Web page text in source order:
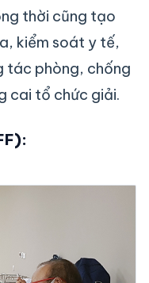
thời cũng tạo
kiểm soát y tế,
tác phòng, chống
cai tổ chức giải.